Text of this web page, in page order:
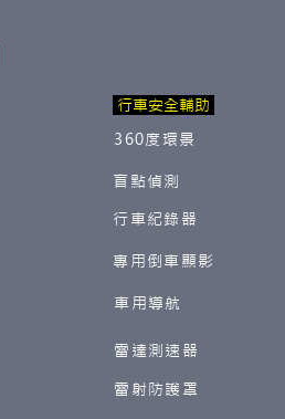
行車安全輔助
360度環景
盲點偵測
行車紀錄器
專用倒車顯影
車用導航
雷達測速器
雷射防護罩